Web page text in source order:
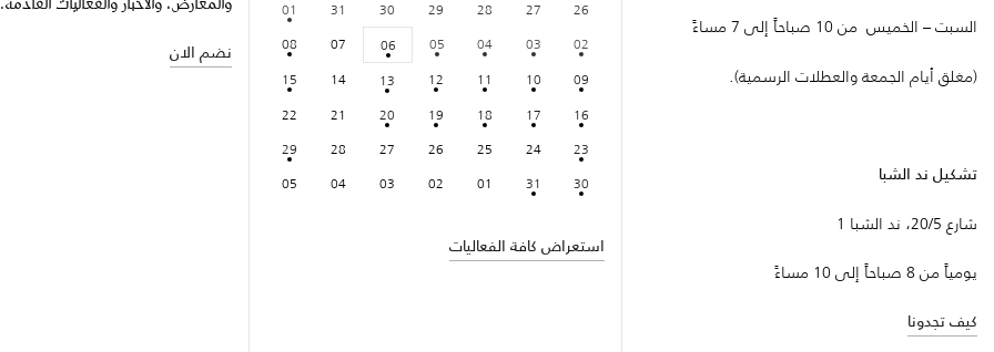
السبت – الخميس من 10 صباحاً إلى 7 مساءً
(مغلق أيام الجمعة والعطلات الرسمية).
تشكيل ند الشبا
شارع 20/5، ند الشبا 1
يومياً من 8 صباحاً إلى 10 مساءً
كيف تجدونا
26
27
28
29
30
31
01
02
03
04
05
06
07
08
09
10
11
12
13
14
15
16
17
18
19
20
21
22
23
24
25
26
27
28
29
30
31
01
02
03
04
05
استعراض كافة الفعاليات
نضم الان